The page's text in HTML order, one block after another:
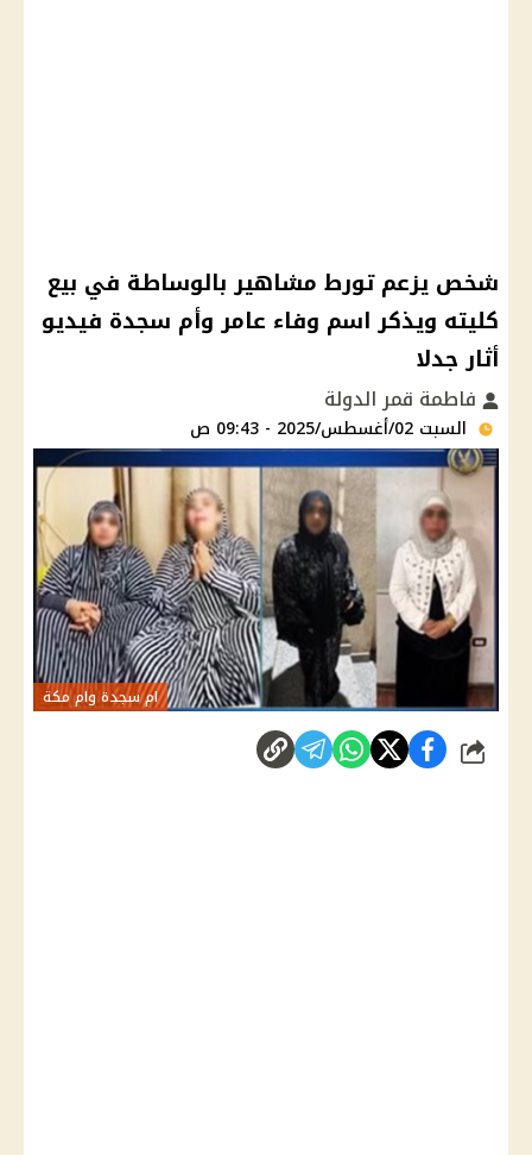
شخص يزعم تورط مشاهير بالوساطة في بيع
كليته ويذكر اسم وفاء عامر وأم سجدة فيديو
أثار جدلا
فاطمة قمر الدولة
السبت 02/أغسطس/2025 - 09:43 ص
ام سجدة وام مكة
شارك